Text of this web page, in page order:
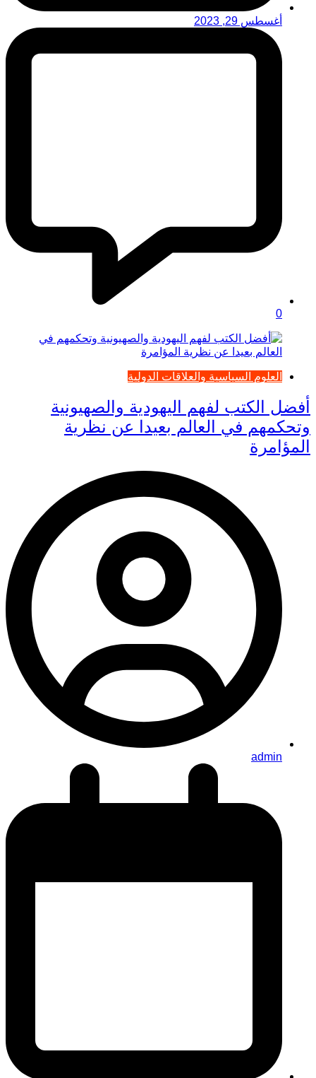
أغسطس 29, 2023
0
العلوم السياسية والعلاقات الدولية
أفضل الكتب لفهم اليهودية والصهيونية
وتحكمهم في العالم بعيدا عن نظرية
المؤامرة
admin